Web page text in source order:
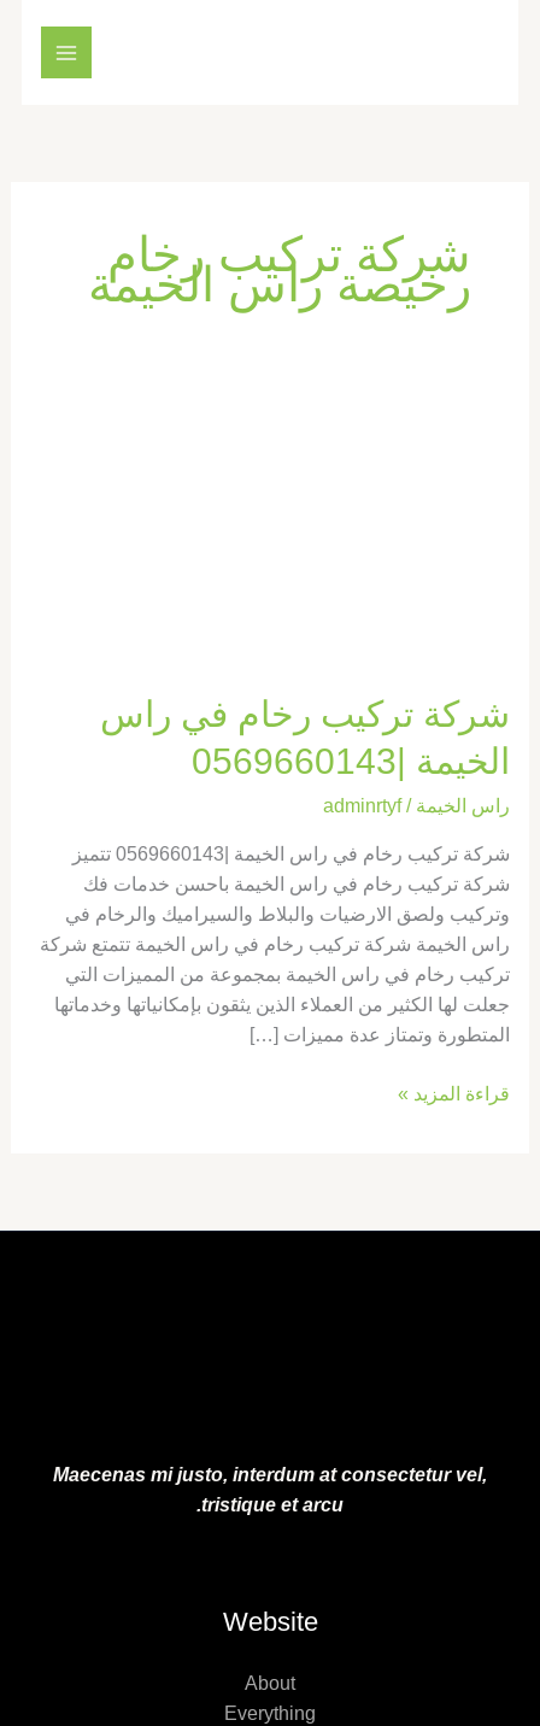
شركة تركيب رخام
رخيصة راس الخيمة
شركة تركيب رخام في راس
الخيمة |0569660143
راس الخيمة /
adminrtyf
شركة تركيب رخام في راس الخيمة |0569660143 تتميز
شركة تركيب رخام في راس الخيمة باحسن خدمات فك
وتركيب ولصق الارضيات والبلاط والسيراميك والرخام في
راس الخيمة شركة تركيب رخام في راس الخيمة تتمتع شركة
تركيب رخام في راس الخيمة بمجموعة من المميزات التي
جعلت لها الكثير من العملاء الذين يثقون بإمكانياتها وخدماتها
المتطورة وتمتاز عدة مميزات […]
قراءة المزيد »
Maecenas mi justo, interdum at consectetur vel,
tristique et arcu.
Website
About
Everything